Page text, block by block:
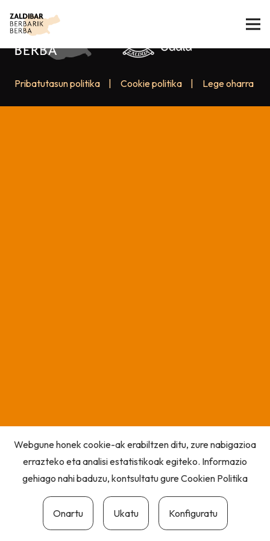
Pribatutasun politika Cookie politika Lege oharra
Webgune honek cookie-ak erabiltzen ditu, zure nabigazioa
errazteko eta analisi estatistikoak egiteko. Informazio
gehiago nahi baduzu, kontsultatu gureCookien Politika
Onartu Ukatu Konfiguratu